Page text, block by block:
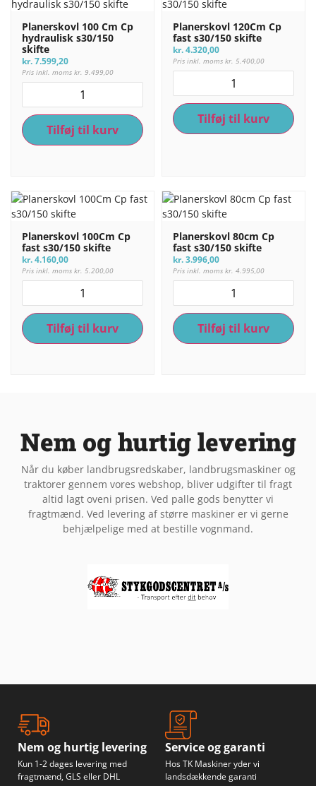
Planerskovl 100 Cm Cp
hydraulisk s30/150
skifte
kr.7.599,20
Pris inkl. moms kr. 9.499,00
Tilføj til kurv
Planerskovl 120Cm Cp
fast s30/150 skifte
kr.4.320,00
Pris inkl. moms kr. 5.400,00
Tilføj til kurv
Planerskovl 100Cm Cp
fast s30/150 skifte
kr.4.160,00
Pris inkl. moms kr. 5.200,00
Tilføj til kurv
Planerskovl 80cm Cp
fast s30/150 skifte
kr.3.996,00
Pris inkl. moms kr. 4.995,00
Tilføj til kurv
Nem og hurtig levering
Når du køber landbrugsredskaber, landbrugsmaskiner og
traktorer gennem vores webshop, bliver udgifter til fragt
altid lagt oveni prisen. Ved palle gods benytter vi
fragtmænd. Ved levering af større maskiner er vi gerne
behjælpelige med at bestille vognmand.
Nem og hurtig levering
Kun 1-2 dages levering med
fragtmænd, GLS eller DHL
Service og garanti
Hos TK Maskiner yder vi
landsdækkende garanti